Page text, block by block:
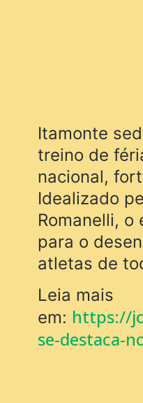
Itamonte
treino de
nacional,
Idealizado
Romanelli,
para o
atletas de
Leia mais
em: https://
se-destaca-